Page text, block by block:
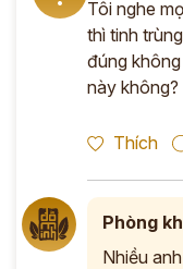
Tôi nghe
thì tinh
đúng
này không?
Thích
Phòng
Nhiều